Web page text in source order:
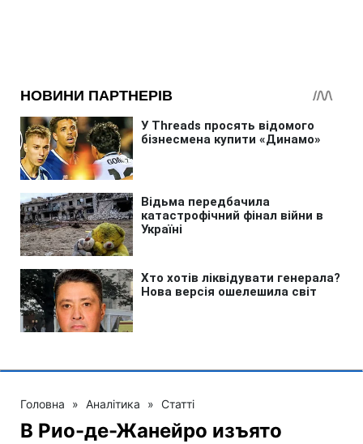
Головна » Аналітика » Статті
В Рио-де-Жанейро изъято